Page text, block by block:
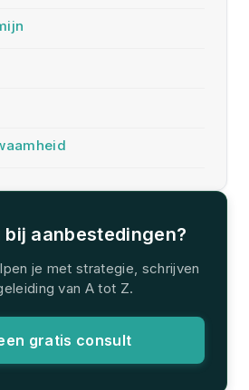
bij aanbestedingen?
je met strategie, schrijven
van A tot Z.
gratis consult